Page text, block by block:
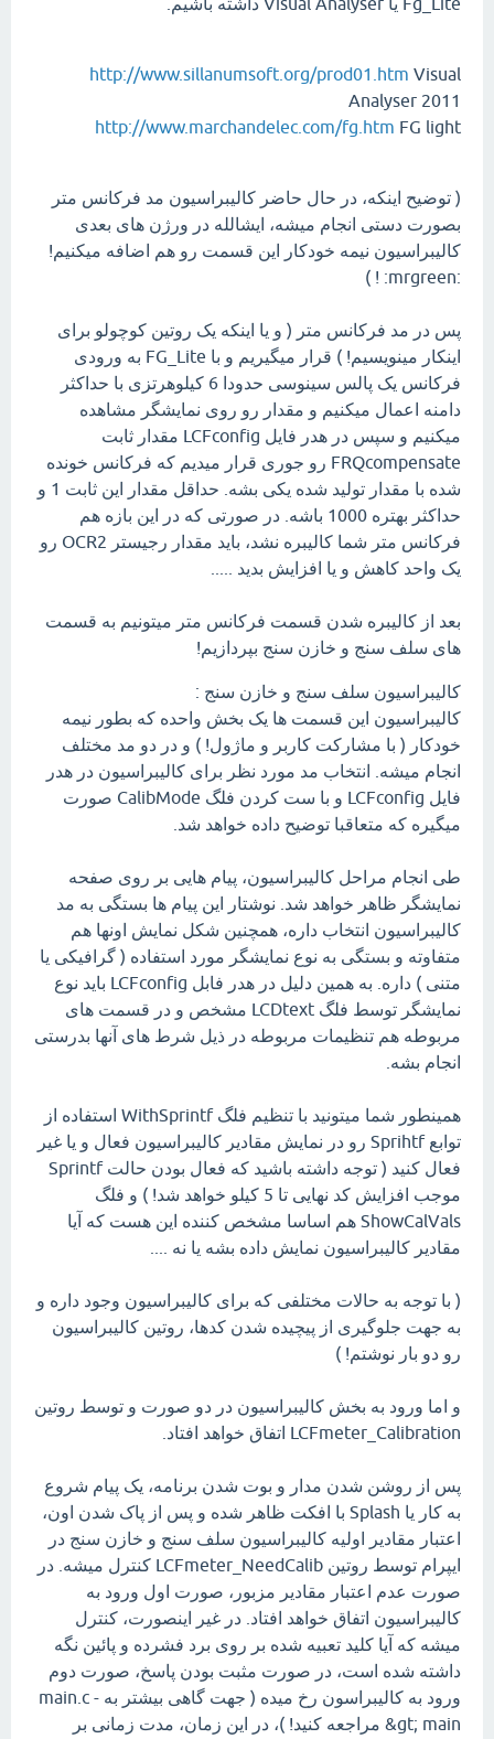
http://www.sillanumsoft.org/prod01.htm Visual
Analyser 2011
http://www.marchandelec.com/fg.htm FG light
( توضیح اینکه، در حال حاضر کالیبراسیون مد فرکانس متر
بصورت دستی انجام میشه، ایشالله در ورژن های بعدی
کالیبراسیون نیمه خودکار این قسمت رو هم اضافه میکنیم!
:mrgreen: ! )
پس در مد فرکانس متر ( و یا اینکه یک روتین کوچولو برای
اینکار مینویسیم! ) قرار میگیریم و با FG_Lite به ورودی
فرکانس یک پالس سینوسی حدودا 6 کیلوهرتزی با حداکثر
دامنه اعمال میکنیم و مقدار رو روی نمایشگر مشاهده
میکنیم و سپس در هدر فایل LCFconfig مقدار ثابت
FRQcompensate رو جوری قرار میدیم که فرکانس خونده
شده با مقدار تولید شده یکی بشه. حداقل مقدار این ثابت 1 و
حداکثر بهتره 1000 باشه. در صورتی که در این بازه هم
فرکانس متر شما کالیبره نشد، باید مقدار رجیستر OCR2 رو
یک واحد کاهش و یا افزایش بدید .....
بعد از کالیبره شدن قسمت فرکانس متر میتونیم به قسمت
های سلف سنج و خازن سنج بپردازیم!
کالیبراسیون سلف سنج و خازن سنج :
کالیبراسیون این قسمت ها یک بخش واحده که بطور نیمه
خودکار ( با مشارکت کاربر و ماژول! ) و در دو مد مختلف
انجام میشه. انتخاب مد مورد نظر برای کالیبراسیون در هدر
فایل LCFconfig و با ست کردن فلگ CalibMode صورت
میگیره که متعاقبا توضیح داده خواهد شد.
طی انجام مراحل کالیبراسیون، پیام هایی بر روی صفحه
نمایشگر ظاهر خواهد شد. نوشتار این پیام ها بستگی به مد
کالیبراسیون انتخاب داره، همچنین شکل نمایش اونها هم
متفاوته و بستگی به نوع نمایشگر مورد استفاده ( گرافیکی یا
متنی ) داره. به همین دلیل در هدر فابل LCFconfig باید نوع
نمایشگر توسط فلگ LCDtext مشخص و در قسمت های
مربوطه هم تنظیمات مربوطه در ذیل شرط های آنها بدرستی
انجام بشه.
همینطور شما میتونید با تنظیم فلگ WithSprintf استفاده از
توابع Sprihtf رو در نمایش مقادیر کالیبراسیون فعال و یا غیر
فعال کنید ( توجه داشته باشید که فعال بودن حالت Sprintf
موجب افزایش کد نهایی تا 5 کیلو خواهد شد! ) و فلگ
ShowCalVals هم اساسا مشخص کننده این هست که آیا
مقادیر کالیبراسیون نمایش داده بشه یا نه ....
( با توجه به حالات مختلفی که برای کالیبراسیون وجود داره و
به جهت جلوگیری از پیچیده شدن کدها، روتین کالیبراسیون
رو دو بار نوشتم! )
و اما ورود به بخش کالیبراسیون در دو صورت و توسط روتین
LCFmeter_Calibration اتفاق خواهد افتاد.
پس از روشن شدن مدار و بوت شدن برنامه، یک پیام شروع
به کار یا Splash با افکت ظاهر شده و پس از پاک شدن اون،
اعتبار مقادیر اولیه کالیبراسیون سلف سنج و خازن سنج در
ایپرام توسط روتین LCFmeter_NeedCalib کنترل میشه. در
صورت عدم اعتبار مقادیر مزبور، صورت اول ورود به
کالیبراسیون اتفاق خواهد افتاد. در غیر اینصورت، کنترل
میشه که آیا کلید تعبیه شده بر روی برد فشرده و پائین نگه
داشته شده است، در صورت مثبت بودن پاسخ، صورت دوم
ورود به کالیبراسون رخ میده ( جهت گاهی بیشتر به main.c -
&gt; main مراجعه کنید! )، در این زمان، مدت زمانی بر